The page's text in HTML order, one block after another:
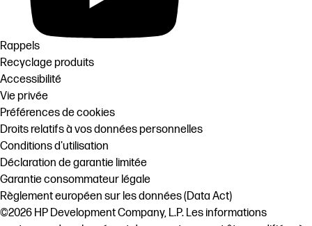
Rappels
Recyclage produits
Accessibilité
Vie privée
Préférences de cookies
Droits relatifs à vos données personnelles
Conditions d'utilisation
Déclaration de garantie limitée
Garantie consommateur légale
Règlement européen sur les données (Data Act)
©2026 HP Development Company, L.P. Les informations